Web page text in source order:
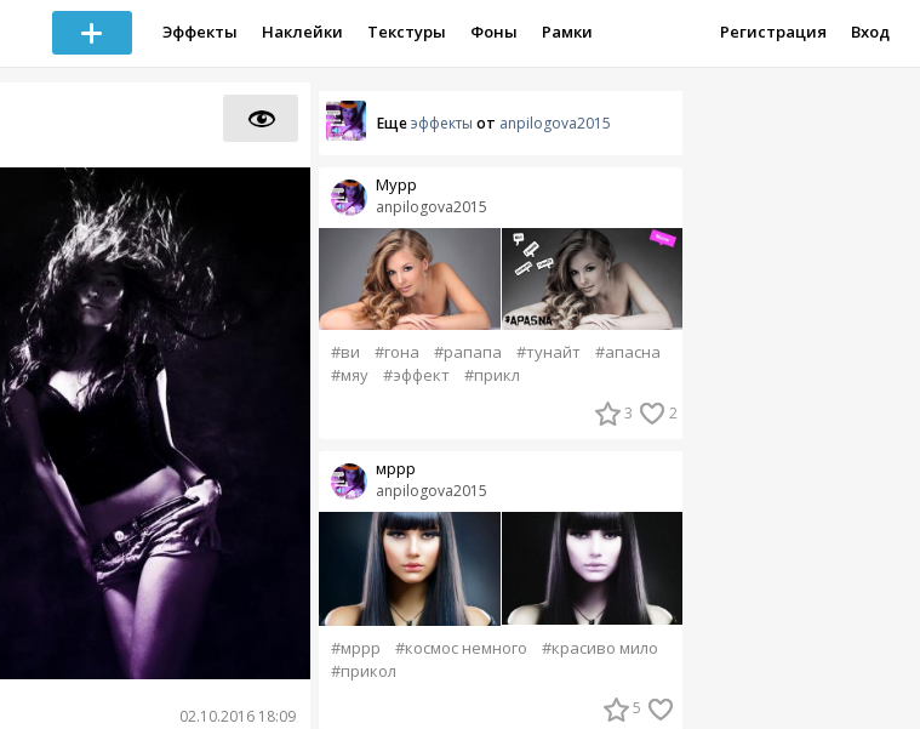
Эффекты Наклейки Текстуры Фоны Рамки Регистрация Вход
02.10.2016 18:09
Ещеэффекты от anpilogova2015
anpilogova2015
Мурр
#ви #гона #рапапа #тунайт
#апасна
#мяу
#эффект #прикл
3 2
anpilogova2015
мррр
#мррр #космос немного
#красиво мило
#прикол
5